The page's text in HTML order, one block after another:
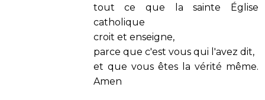
tout ce que la sainte Église
catholique
croit et enseigne,
parce que c'est vous qui l'avez dit,
et que vous êtes la vérité même.
Amen